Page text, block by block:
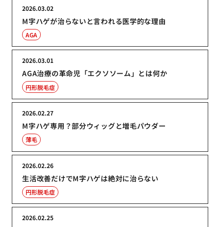
M字ハゲが治らないと言われる医学的な理由
2026.03.02
AGA
AGA治療の革命児「エクソソーム」とは何か
2026.03.01
円形脱毛症
M字ハゲ専用？部分ウィッグと増毛パウダー
2026.02.27
薄毛
生活改善だけでM字ハゲは絶対に治らない
2026.02.26
円形脱毛症
2026.02.25